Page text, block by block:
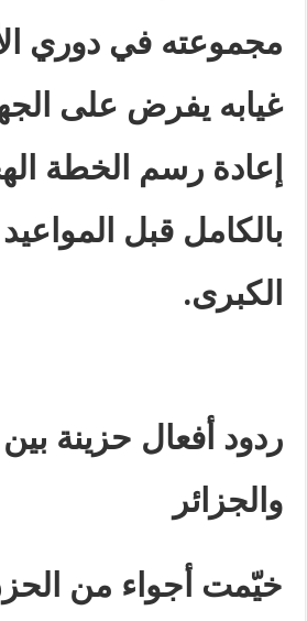
مجموعته في دوري
غيابه يفرض على
إعادة رسم الخطة
بالكامل قبل المواعيد
الكبرى.
ردود أفعال حزينة
والجزائر
خيّمت أجواء من